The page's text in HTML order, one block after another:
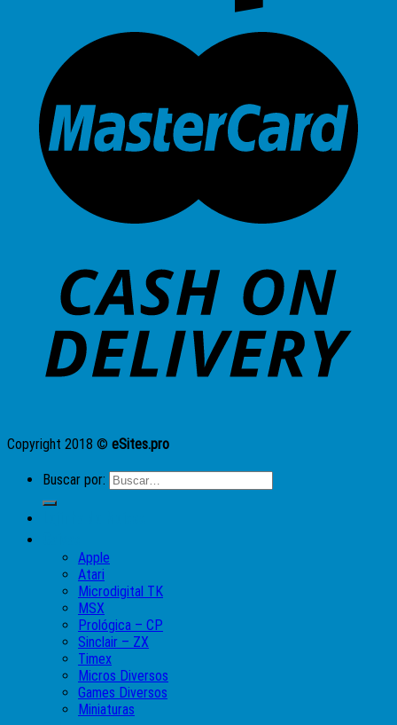
Copyright 2018 © eSites.pro
Buscar por:
Apple
Atari
Microdigital TK
MSX
Prológica – CP
Sinclair – ZX
Timex
Micros Diversos
Games Diversos
Miniaturas